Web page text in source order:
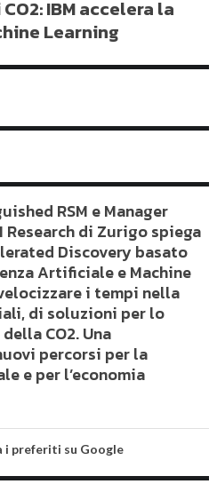
IBM accelera la
Learning
RSM e Manager
di Zurigo spiega
Discovery basato
Artificiale e Machine
i tempi nella
di soluzioni per lo
CO2. Una
percorsi per la
e per l’economia
i preferiti su Google